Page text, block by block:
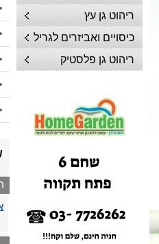
ריהוט גן עץ
כיסויים ואביזרים לגריל
ריהוט גן פלסטיק